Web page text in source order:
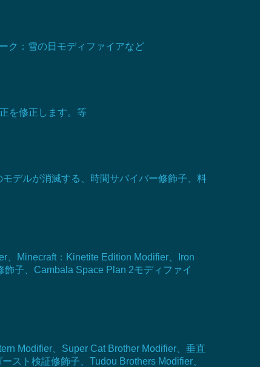
ク：雪の日モディファイアなど
を修正します。等
デルが消滅する、時間サバイバー修飾子、料
、Minecraft：Kinetite Edition Modifier、Iron
子、Cambala Space Plan 2モディファイ
Modifier、Super Cat Brother Modifier、垂直
スト検証修飾子、Tudou Brothers Modifier、